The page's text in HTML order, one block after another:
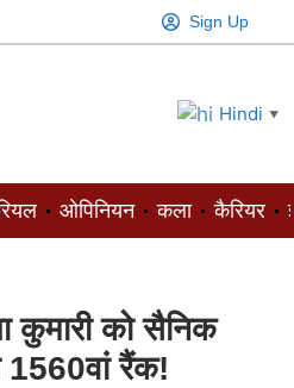
Sign Up
Hindi ▼
ओपिनियन कला कैरियर
कुमारी को सैनिक
1560वां रैंक!